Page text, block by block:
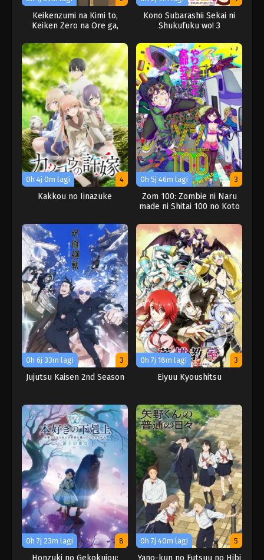
Keikenzumi na Kimi to,
Keiken Zero na Ore ga,
Kono Subarashii Sekai ni
Shukufuku wo! 3
0h 4j 0m lagi 4
Kakkou no Iinazuke
0h 5j 46m lagi 3
Zom 100: Zombie ni Naru
made ni Shitai 100 no Koto
0h 6j 33m lagi 3
Jujutsu Kaisen 2nd Season
0h 7j 18m lagi 3
Eiyuu Kyoushitsu
0h 7j 23m lagi 8
Honzuki no Gekokujou:
0h 7j 40m lagi 5
Yano-kun no Futsuu no Hibi